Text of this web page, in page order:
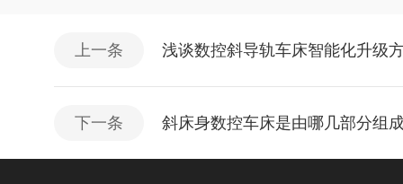
上一条 浅谈数控斜导轨车床智能化升级
下一条 斜床身数控车床是由哪几部分组